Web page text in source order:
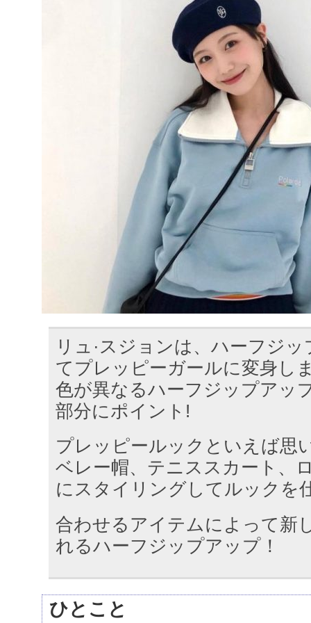
リュ·スジョンは、ハーフジ
てプレッピーガールに変身し
色が異なるハーフジップアッ
部分にポイント!
プレッピールックといえば思
ベレー帽、テニススカート、
にスタイリングしてルックを
合わせるアイテムによって新
れるハーフジップアップ！
ひとこと